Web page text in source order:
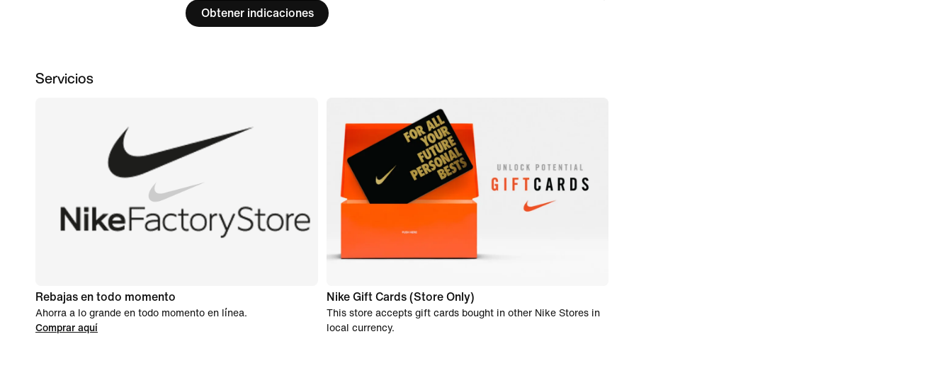
Obtener indicaciones
Servicios
Rebajas en todo momento
Ahorra a lo grande en todo momento en línea.
Comprar aquí
Nike Gift Cards (Store Only)
This store accepts gift cards bought in other Nike Stores in
local currency.